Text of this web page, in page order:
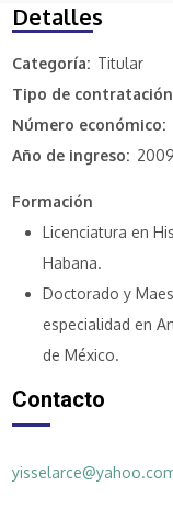
Detalles
Categoría
Titular
Tipo de contratación
Número económico
Año de ingreso
2009
Formación
Licenciatura en
Habana.
Doctorado y
especialidad en
de México.
Contacto